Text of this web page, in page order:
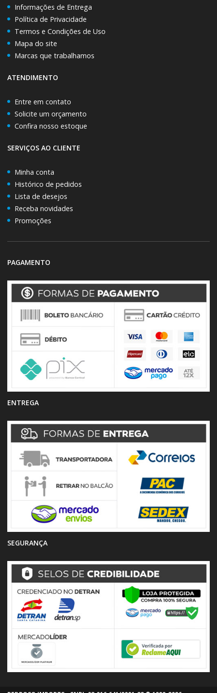
Informações de Entrega
Política de Privacidade
Termos e Condições de Uso
Mapa do site
Marcas que trabalhamos
ATENDIMENTO
Entre em contato
Solicite um orçamento
Confira nosso estoque
SERVIÇOS AO CLIENTE
Minha conta
Histórico de pedidos
Lista de desejos
Receba novidades
Promoções
PAGAMENTO
ENTREGA
SEGURANÇA